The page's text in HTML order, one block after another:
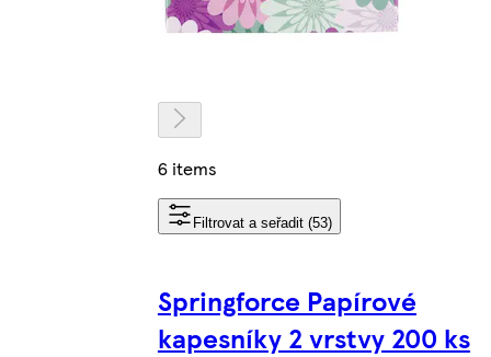
6 items
Filtrovat a seřadit (53)
Springforce Papírové
kapesníky 2 vrstvy 200 ks